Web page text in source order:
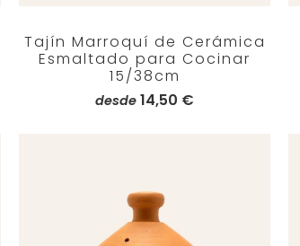
Tajín Marroquí de Cerámica
Esmaltado para Cocinar
15/38cm
desde 14,50 €